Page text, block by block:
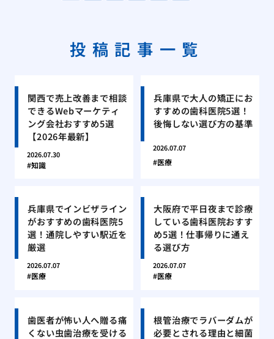
投稿記事一覧
関西で売上改善まで相談
できるWebマーケティ
ング会社おすすめ5選
【2026年最新】
2026.07.30
知識
兵庫県で大人の矯正にお
すすめの歯科医院5選！
後悔しない選び方の基準
2026.07.07
医療
兵庫県でインビザライン
がおすすめの歯科医院5
選！通院しやすい駅近を
厳選
2026.07.07
医療
大阪府で平日夜まで診療
している歯科医院おすす
め5選！仕事帰りに通え
る選び方
2026.07.07
医療
歯医者が怖い人へ贈る痛
くない虫歯治療を受ける
根管治療でラバーダムが
必要とされる理由と細菌